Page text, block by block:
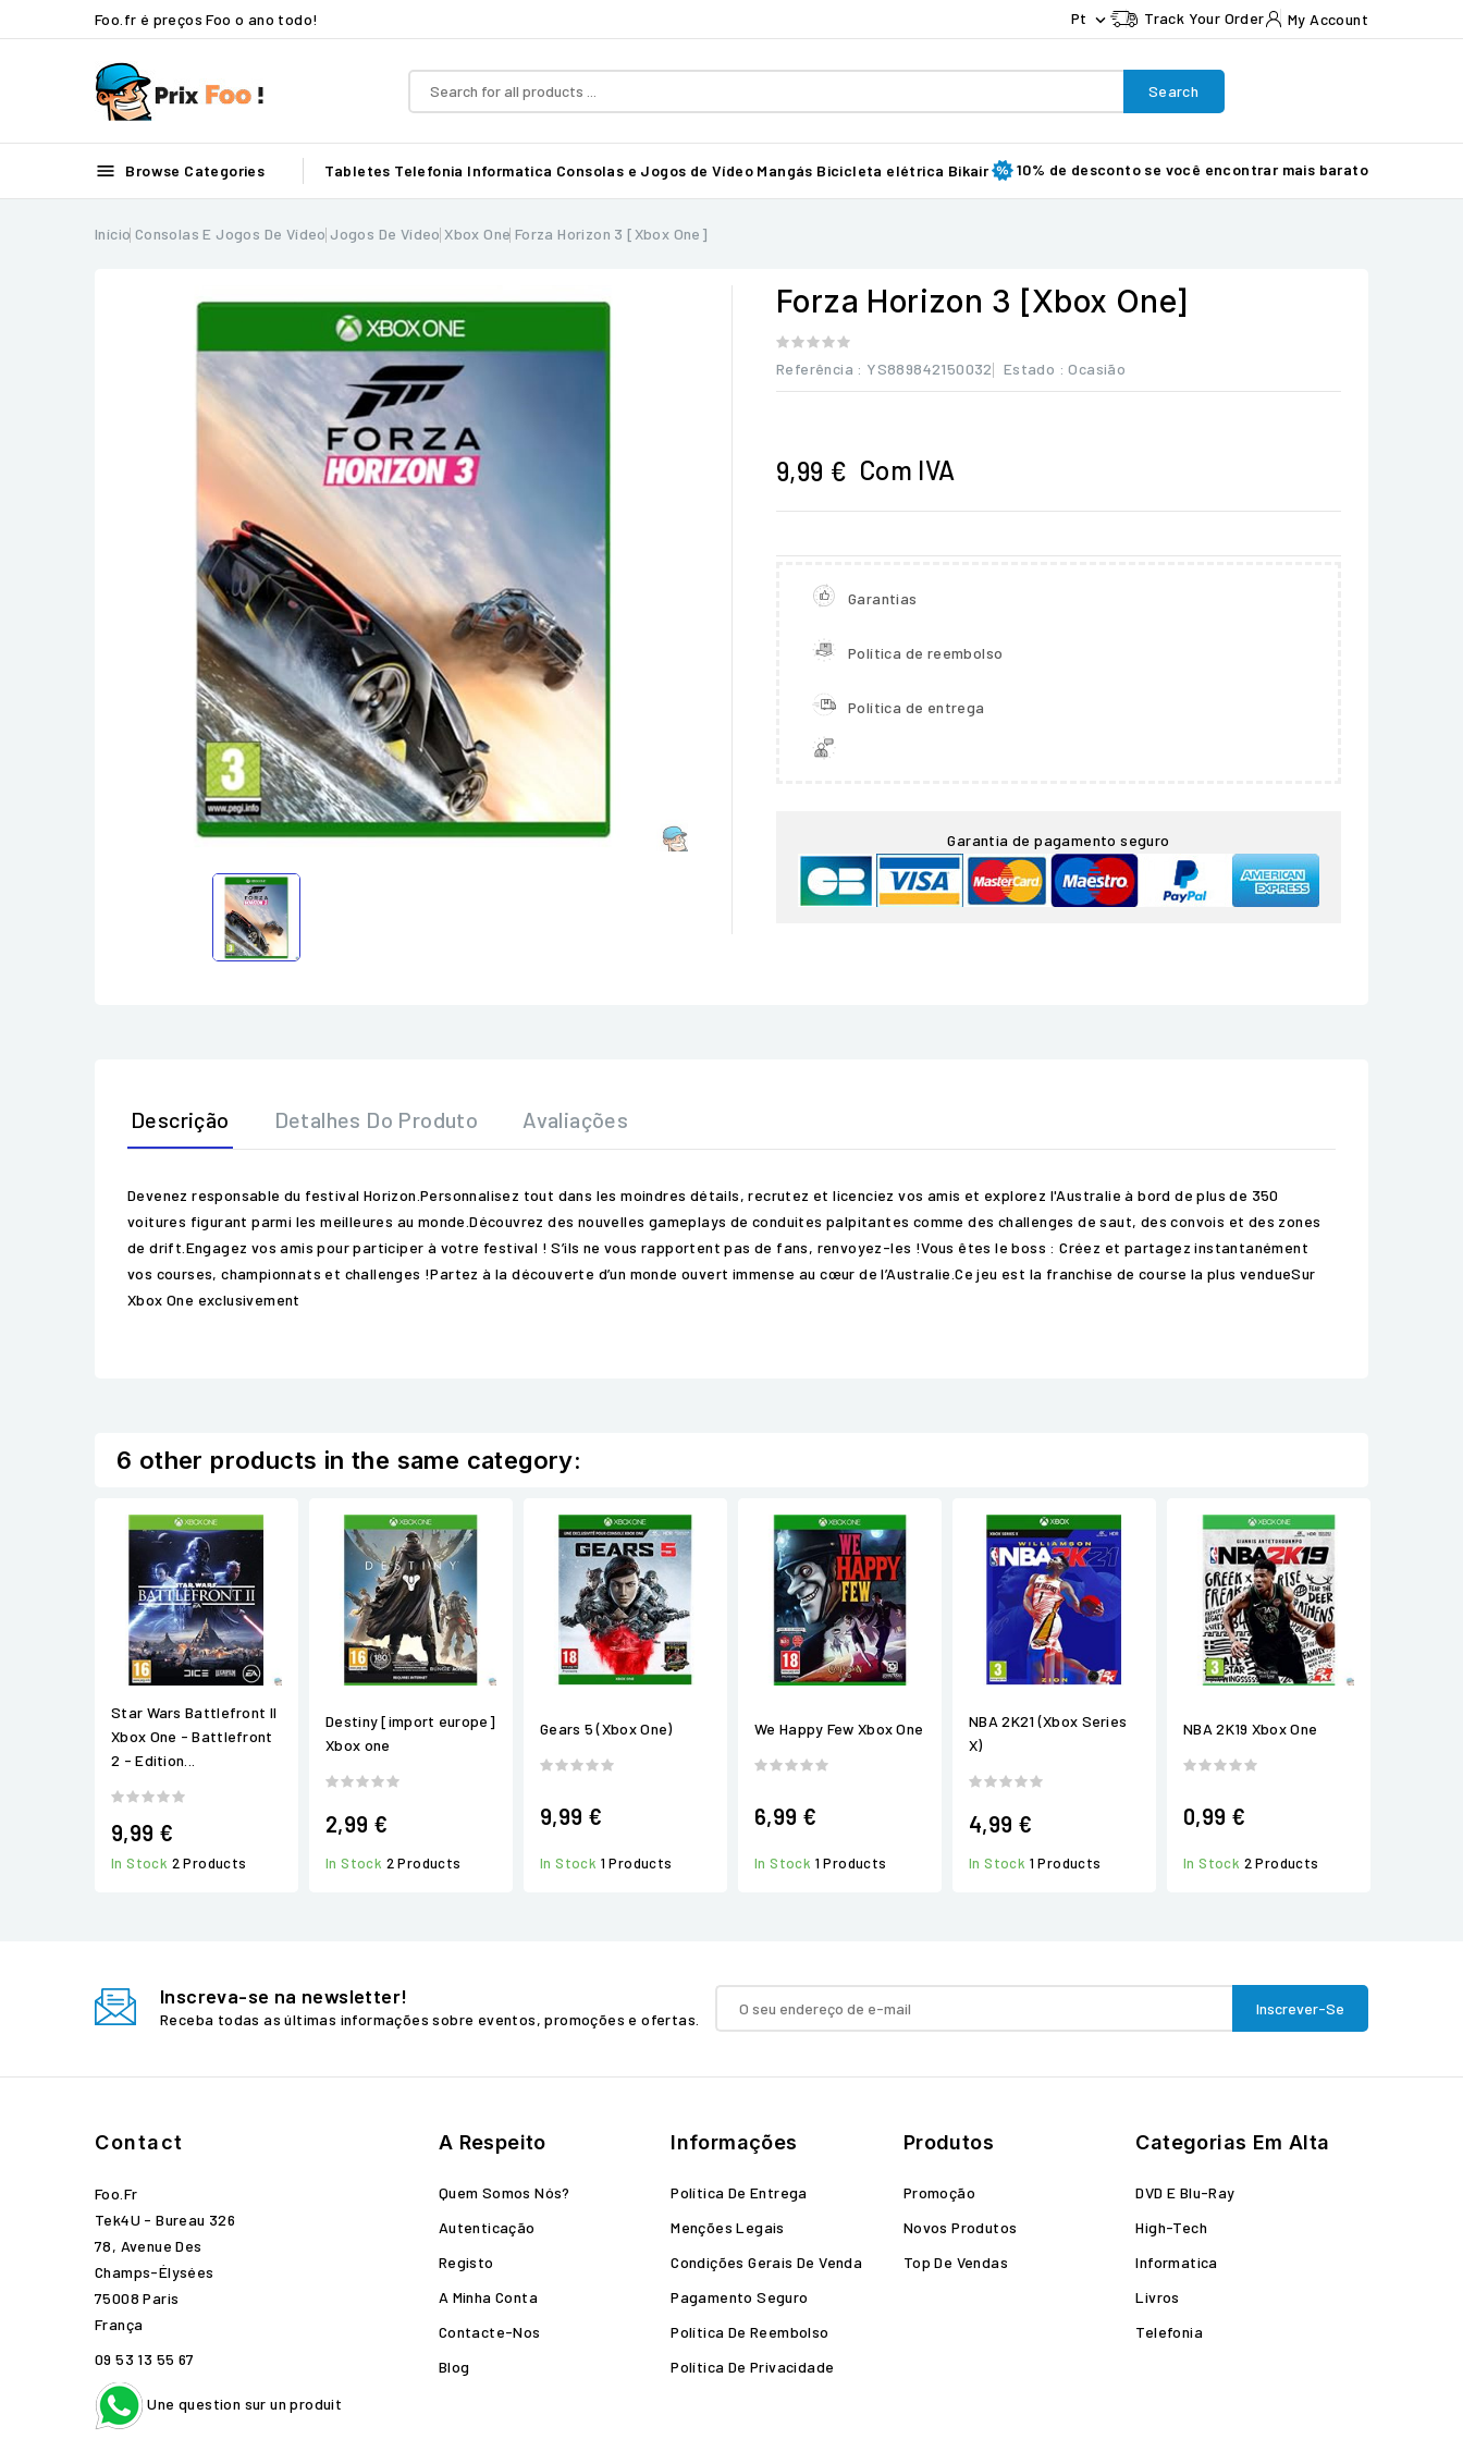
Foo.fr é preços Foo o ano todo! Pt  Track Your Order My Account
Search
 Browse Categories Tabletes Telefonia Informatica Consolas e Jogos de Vídeo Mangás Bicicleta elétrica Bikair 10% de desconto se você encontrar mais barato
Início Consolas E Jogos De Vídeo Jogos De Vídeo Xbox One Forza Horizon 3 [Xbox One]

Forza Horizon 3 [Xbox One]
Referência : YS889842150032 Estado : Ocasião
9,99 € Com IVA
Garantias
Política de reembolso
Política de entrega
Garantia de pagamento seguro
Descrição Detalhes Do Produto Avaliações
Devenez responsable du festival Horizon.Personnalisez tout dans les moindres détails, recrutez et licenciez vos amis et explorez l'Australie à bord de plus de 350
voitures figurant parmi les meilleures au monde.Découvrez des nouvelles gameplays de conduites palpitantes comme des challenges de saut, des convois et des zones
de drift.Engagez vos amis pour participer à votre festival ! S’ils ne vous rapportent pas de fans, renvoyez-les !Vous êtes le boss : Créez et partagez instantanément
vos courses, championnats et challenges !Partez à la découverte d’un monde ouvert immense au cœur de l’Australie.Ce jeu est la franchise de course la plus vendueSur
Xbox One exclusivement
6 other products in the same category:
Star Wars Battlefront II
Xbox One - Battlefront
2 - Edition...
9,99 €
In Stock 2 Products
Destiny [import europe]
Xbox one
2,99 €
In Stock 2 Products
Gears 5 (Xbox One)
9,99 €
In Stock 1 Products
We Happy Few Xbox One
6,99 €
In Stock 1 Products
NBA 2K21 (Xbox Series
X)
4,99 €
In Stock 1 Products
NBA 2K19 Xbox One
0,99 €
In Stock 2 Products
Inscreva-se na newsletter!
Receba todas as últimas informações sobre eventos, promoções e ofertas.
Contact
Foo.fr
Tek4U - Bureau 326
78, Avenue Des
Champs-Élysées
75008 Paris
França
09 53 13 55 67
Une question sur un produit
A Respeito
Quem Somos Nós?
Autenticação
Registo
A Minha Conta
Contacte-Nos
Blog
Informações
Política De Entrega
Menções Legais
Condições Gerais De Venda
Pagamento Seguro
Política De Reembolso
Política De Privacidade
Produtos
Promoção
Novos Produtos
Top De Vendas
Categorias Em Alta
DVD E Blu-Ray
High-Tech
Informatica
Livros
Telefonia